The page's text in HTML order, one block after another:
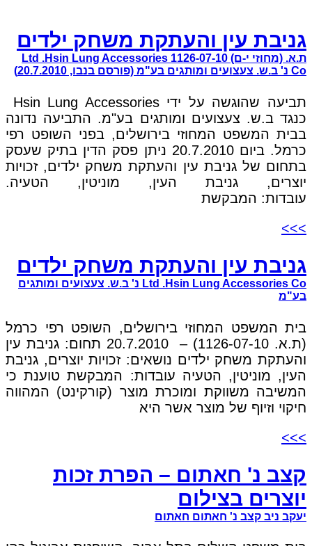
גניבת עין והעתקת משחק ילדים
ת.א. (מחוזי י-ם) 1126-07-10 Ltd .Hsin Lung Accessories
Co נ' ב.ש. צעצועים ומותגים בע"מ (פורסם בנבו, 20.7.2010)
כנגד ב.ש. צעצועים ומותגים בע"מ. התביעה נדונה
בבית המשפט המחוזי בירושלים, בפני השופט רפי
כרמל. ביום 20.7.2010 ניתן פסק הדין בתיק שעסק
בתחום של גניבת עין והעתקת משחק ילדים, זכויות
יוצרים, גניבת העין, מוניטין, הטעיה.
עובדות: המבקשת
>>>
גניבת עין והעתקת משחק ילדים
Ltd .Hsin Lung Accessories Co נ' ב.ש. צעצועים ומותגים
בע"מ
בית המשפט המחוזי בירושלים, השופט רפי כרמל
(ת.א. 1126-07-10) – 20.7.2010 תחום: גניבת עין
והעתקת משחק ילדים נושאים: זכויות יוצרים, גניבת
העין, מוניטין, הטעיה עובדות: המבקשת טוענת כי
המשיבה משווקת ומוכרת מוצר (קורקינט) המהווה
חיקוי וזיוף של מוצר אשר היא
>>>
קצב נ' חאתום – הפרת זכות
יוצרים בצילום
יעקב ניב קצב נ' חאתום חאתום